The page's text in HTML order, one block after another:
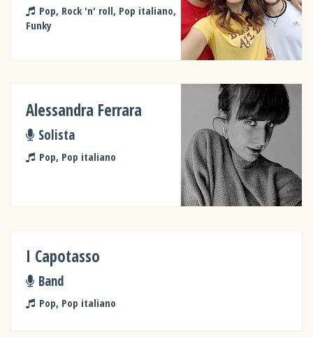
Pop, Rock 'n' roll, Pop italiano,
Funky
Alessandra Ferrara
Solista
Pop, Pop italiano
I Capotasso
Band
Pop, Pop italiano